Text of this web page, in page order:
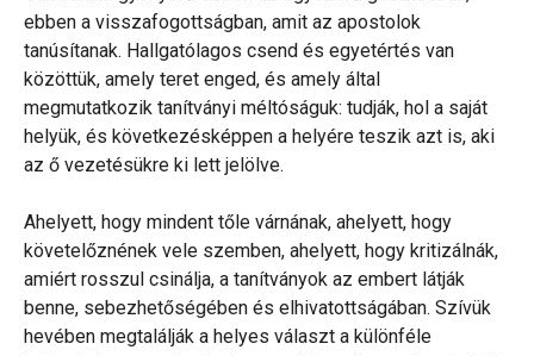
ebben a visszafogottságban, amit az apostolok
tanúsítanak. Hallgatólagos csend és egyetértés van
közöttük, amely teret enged, és amely által
megmutatkozik tanítványi méltóságuk: tudják, hol a saját
helyük, és következésképpen a helyére teszik azt is, aki
az ő vezetésükre ki lett jelölve.
Ahelyett, hogy mindent tőle várnának, ahelyett, hogy
követelőznének vele szemben, ahelyett, hogy kritizálnák,
amiért rosszul csinálja, a tanítványok az embert látják
benne, sebezhetőségében és elhivatottságában. Szívük
hevében megtalálják a helyes választ a különféle